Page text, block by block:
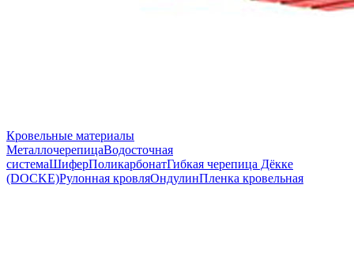
Кровельные материалы
МеталлочерепицаВодосточная
системаШиферПоликарбонатГибкая черепица Дёкке
(DOCKE)Рулонная кровляОндулинПленка кровельная